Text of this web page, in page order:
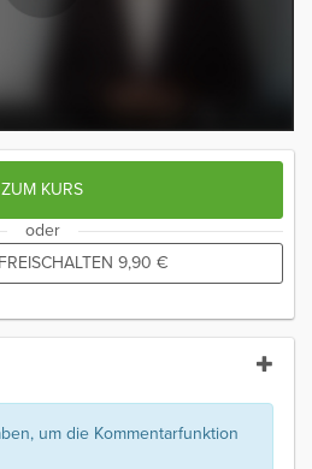
ZUM KURS
oder
9,90 €
um die Kommentarfunktion